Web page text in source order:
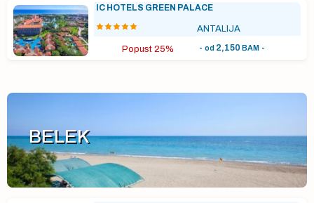
IC HOTELS GREEN PALACE
ANTALIJA
Popust 25% - od 2,150 BAM-
BELEK